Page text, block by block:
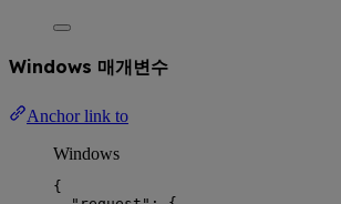
Windows 매개변수
Anchor link to
Windows
{